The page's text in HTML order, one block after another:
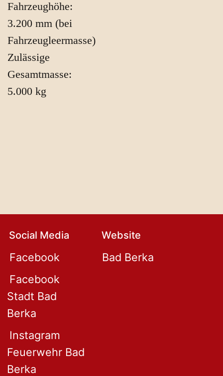
Fahrzeughöhe:
3.200 mm (bei
Fahrzeugleermasse)
Zulässige
Gesamtmasse:
5.000 kg
Social Media
Facebook
Facebook
Stadt Bad
Berka
Instagram
Feuerwehr Bad
Berka
Website
Bad Berka